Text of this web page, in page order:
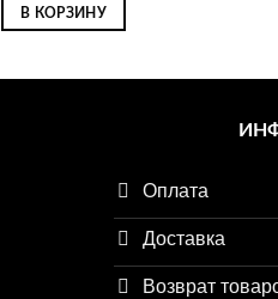
В КОРЗИНУ
Оплата
Доставка
Возврат